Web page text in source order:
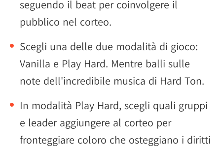
seguendo il beat per coinvolgere il
pubblico nel corteo.
Scegli una delle due modalità di gioco:
Vanilla e Play Hard. Mentre balli sulle
note dell'incredibile musica di Hard Ton.
In modalità Play Hard, scegli quali gruppi
e leader aggiungere al corteo per
fronteggiare coloro che osteggiano i diritti